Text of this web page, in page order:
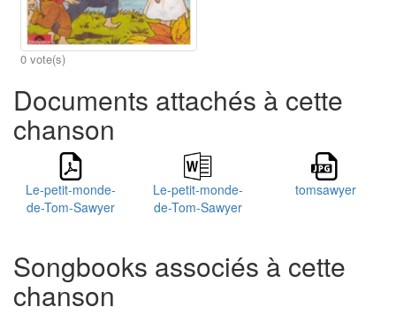
0 vote(s)
Documents attachés à cette
chanson
Le-petit-monde-
de-Tom-Sawyer
Le-petit-monde-
de-Tom-Sawyer
tomsawyer
Songbooks associés à cette
chanson